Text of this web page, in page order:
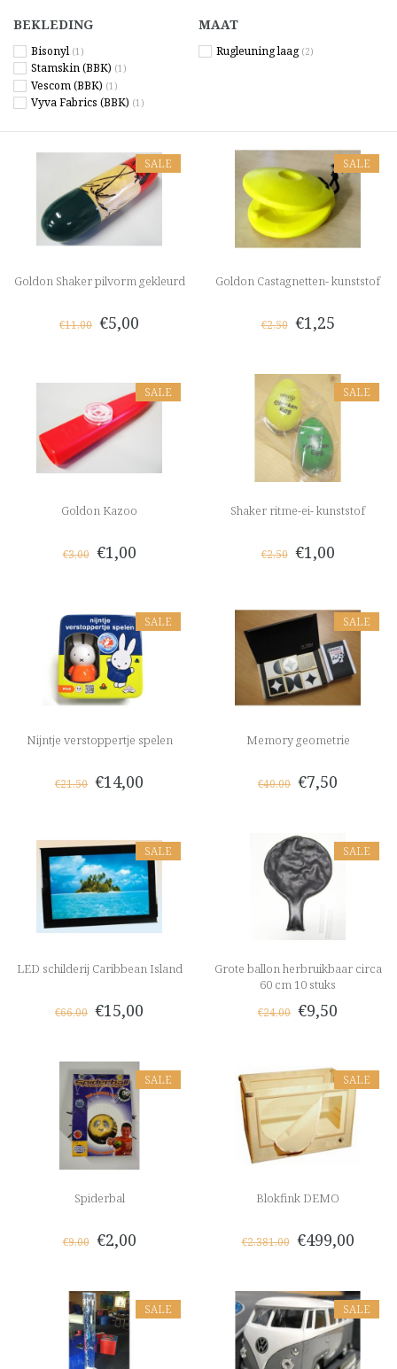
BEKLEDING
Bisonyl (1)
Stamskin (BBK) (1)
Vescom (BBK) (1)
Vyva Fabrics (BBK) (1)
MAAT
Rugleuning laag (2)
SALE
Goldon Shaker pilvorm gekleurd
€11,00 €5,00
SALE
Goldon Castagnetten- kunststof
€2,50 €1,25
SALE
Goldon Kazoo
€3,00 €1,00
SALE
Shaker ritme-ei- kunststof
€2,50 €1,00
SALE
Nijntje verstoppertje spelen
€21,50 €14,00
SALE
Memory geometrie
€40,00 €7,50
SALE
LED schilderij Caribbean Island
€66,00 €15,00
SALE
Grote ballon herbruikbaar circa
60 cm 10 stuks
€24,00 €9,50
SALE
Spiderbal
€9,00 €2,00
SALE
Blokfink DEMO
€2.381,00 €499,00
SALE SALE